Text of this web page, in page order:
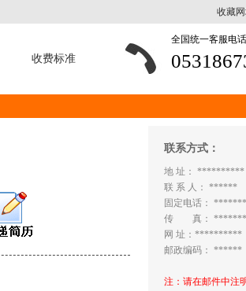
收藏
收费标准
全国统一客服电
联系方式：
地 址： **********
联 系 人： ******
固定电话：
传 真：
网 址：**********
邮政编码： ******
注：请在邮件中注